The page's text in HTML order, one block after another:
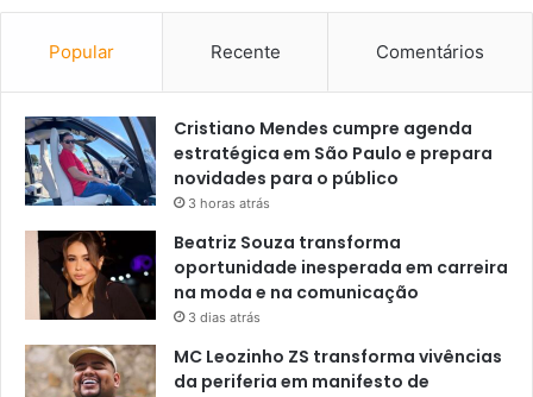
Popular Recente Comentários
Cristiano Mendes cumpre agenda
estratégica em São Paulo e prepara
novidades para o público
3 horas atrás
Beatriz Souza transforma
oportunidade inesperada em carreira
na moda e na comunicação
3 dias atrás
MC Leozinho ZS transforma vivências
da periferia em manifesto de